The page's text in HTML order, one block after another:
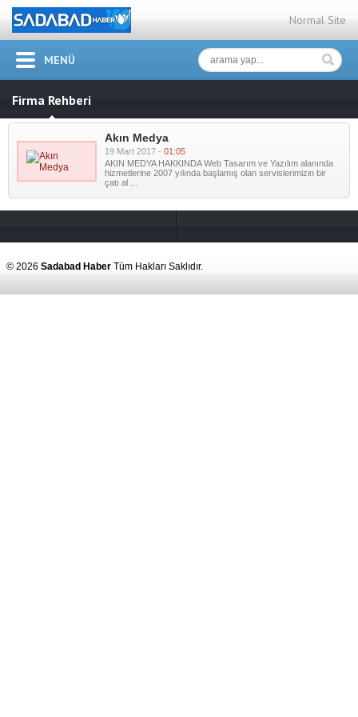
Normal Site
MENÜ
Firma Rehberi
Akın Medya
19 Mart 2017 - 01:05
AKIN MEDYA HAKKINDA Web Tasarım ve Yazılım alanında
hizmetlerine 2007 yılında başlamış olan servislerimizin bir
çatı al ...
© 2026 Sadabad Haber Tüm Hakları Saklıdır.